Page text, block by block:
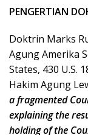
PENGERTIAN
Doktrin Marks
Agung Amerika
States, 430 U.S.
Hakim Agung
a fragmented
explaining the
holding of the